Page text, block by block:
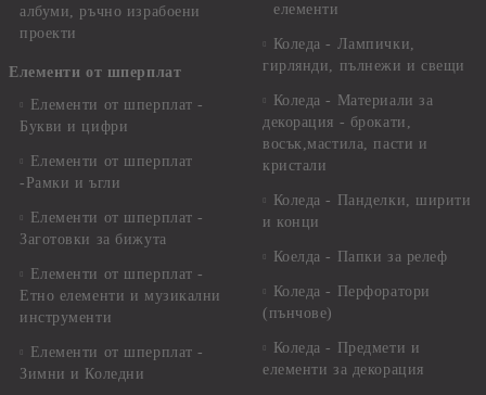
албуми, ръчно израбоени
проекти
Елементи от шперплат
Елементи от шперплат -
Букви и цифри
Елементи от шперплат
-Рамки и ъгли
Елементи от шперплат -
Заготовки за бижута
Елементи от шперплат -
Етно елементи и музикални
инструменти
Елементи от шперплат -
Зимни и Коледни
елементи
Коледа - Лампички,
гирлянди, пълнежи и свещи
Коледа - Материали за
декорация - брокати,
восък,мастила, пасти и
кристали
Коледа - Панделки, ширити
и конци
Коелда - Папки за релеф
Коледа - Перфоратори
(пънчове)
Коледа - Предмети и
елементи за декорация